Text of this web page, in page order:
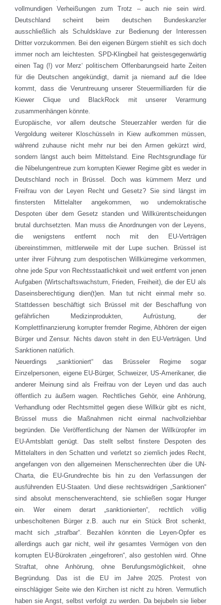
vollmundigen Verheißungen zum Trotz – auch nie sein wird.
Deutschland scheint beim deutschen Bundeskanzler
ausschließlich als Schuldsklave zur Bedienung der Interessen
Dritter vorzukommen. Bei den eigenen Bürgern stiehlt es sich doch
immer noch am leichtesten. SPD-Klingbeil hat geistesgegenwärtig
einen Tag (!) vor Merz‘ politischem Offenbarungseid harte Zeiten
für die Deutschen angekündigt, damit ja niemand auf die Idee
kommt, dass die Veruntreuung unserer Steuermilliarden für die
Kiewer Clique und BlackRock mit unserer Verarmung
zusammenhängen könnte.
Europäische, vor allem deutsche Steuerzahler werden für die
Vergoldung weiterer Kloschüsseln in Kiew aufkommen müssen,
während zuhause nicht mehr nur bei den Armen gekürzt wird,
sondern längst auch beim Mittelstand. Eine Rechtsgrundlage für
die Nibelungentreue zum korrupten Kiewer Regime gibt es weder in
Deutschland noch in Brüssel. Doch was kümmern Merz und
Freifrau von der Leyen Recht und Gesetz? Sie sind längst im
finstersten Mittelalter angekommen, wo undemokratische
Despoten über dem Gesetz standen und Willkürentscheidungen
brutal durchsetzten. Man muss die Anordnungen von der Leyens,
die wenigstens entfernt noch mit den EU-Verträgen
übereinstimmen, mittlerweile mit der Lupe suchen. Brüssel ist
unter ihrer Führung zum despotischen Willkürregime verkommen,
ohne jede Spur von Rechtsstaatlichkeit und weit entfernt von jenen
Aufgaben (Wirtschaftswachstum, Frieden, Freiheit), die der EU als
Daseinsberechtigung dien(t)en. Man tut nicht einmal mehr so.
Stattdessen beschäftigt sich Brüssel mit der Beschaffung von
gefährlichen Medizinprodukten, Aufrüstung, der
Komplettfinanzierung korrupter fremder Regime, Abhören der eigen
Bürger und Zensur. Nichts davon steht in den EU-Verträgen. Und
Sanktionen natürlich.
Neuerdings „sanktioniert“ das Brüsseler Regime sogar
Einzelpersonen, eigene EU-Bürger, Schweizer, US-Amerikaner, die
anderer Meinung sind als Freifrau von der Leyen und das auch
öffentlich zu äußern wagen. Rechtliches Gehör, eine Anhörung,
Verhandlung oder Rechtsmittel gegen diese Willkür gibt es nicht,
Brüssel muss die Maßnahmen nicht einmal nachvollziehbar
begründen. Die Veröffentlichung der Namen der Willküropfer im
EU-Amtsblatt genügt. Das stellt selbst finstere Despoten des
Mittelalters in den Schatten und verletzt so ziemlich jedes Recht,
angefangen von den allgemeinen Menschenrechten über die UN-
Charta, die EU-Grundrechte bis hin zu den Verfassungen der
ausführenden EU-Staaten. Und diese rechtswidrigen „Sanktionen“
sind absolut menschenverachtend, sie schließen sogar Hunger
ein. Wer einem derart „sanktionierten“, rechtlich völlig
unbescholtenen Bürger z.B. auch nur ein Stück Brot schenkt,
macht sich „strafbar“. Bezahlen könnten die Leyen-Opfer es
allerdings auch gar nicht, weil ihr gesamtes Vermögen von den
korrupten EU-Bürokraten „eingefroren“, also gestohlen wird. Ohne
Straftat, ohne Anhörung, ohne Berufungsmöglichkeit, ohne
Begründung. Das ist die EU im Jahre 2025. Protest von
einschlägiger Seite wie den Kirchen ist nicht zu hören. Vermutlich
haben sie Angst, selbst verfolgt zu werden. Da bejubeln sie lieber